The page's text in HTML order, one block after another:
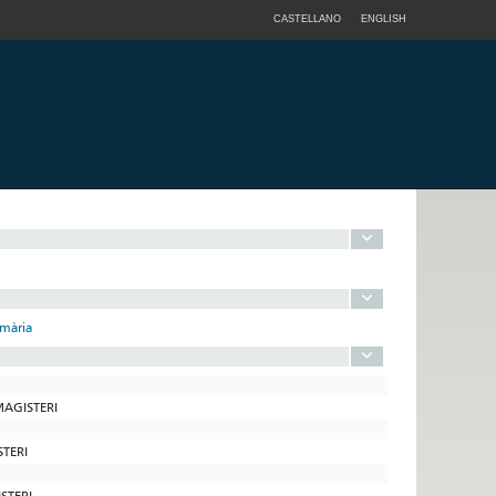
CASTELLANO ENGLISH